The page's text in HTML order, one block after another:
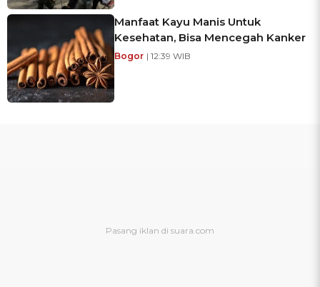
Manfaat Kayu Manis Untuk
Kesehatan, Bisa Mencegah Kanker
Bogor | 12:39 WIB